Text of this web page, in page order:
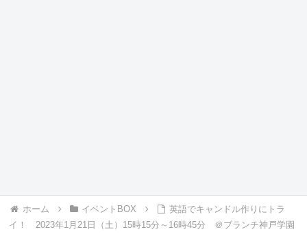
ホーム イベントBOX
英語でキャンドル作りにトラ
イ！ 2023年1月21日（土）15時15分～16時45分 ＠ブランチ神戸学園